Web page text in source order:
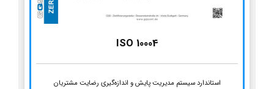
ISO 10004
استاندارد سیستم مدیریت پایش و اندازه‌گیری رضایت مشتریان